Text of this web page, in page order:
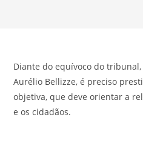
Diante do equívoco do
Aurélio Bellizze, é preciso
objetiva, que deve orientar a
e os cidadãos.